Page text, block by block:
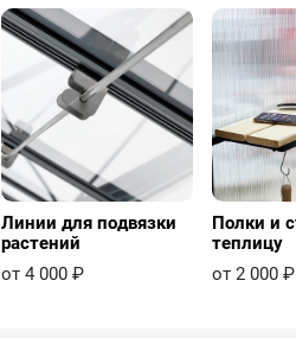
Линии для подвязки
растений
от 4 000 ₽
Полки и
теплицу
от 2 000 ₽